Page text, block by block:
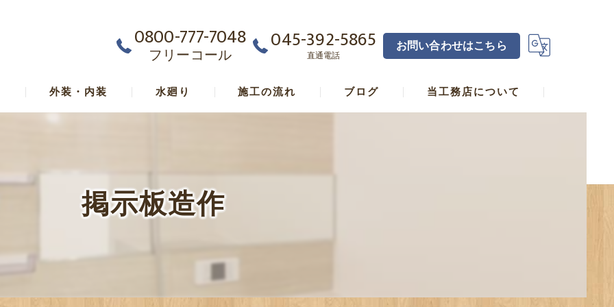
0800-777-7048
フリーコール
045-392-5865
直通電話
お問い合わせはこちら
外装・内装 水廻り 施工の流れ ブログ 当工務店について
掲示板造作